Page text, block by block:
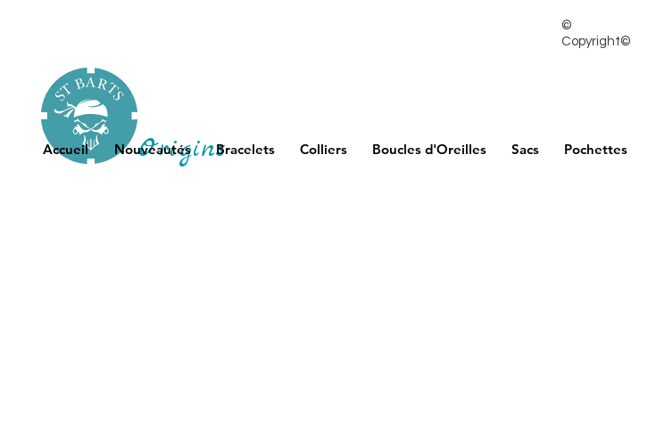
Origins
©
Copyright©
Accueil Nouveautés Bracelets Colliers Boucles d'Oreilles Sacs Pochettes